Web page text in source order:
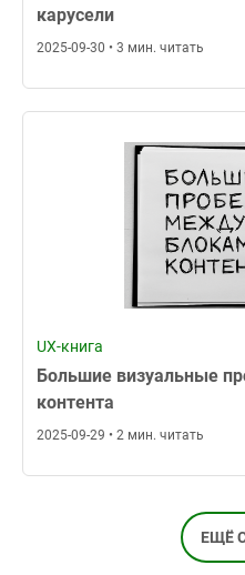
карусели
2025-09-30 • 3 мин. читать
UX-книга
Большие визуальные
контента
2025-09-29 • 2 мин. читать
ЕЩЁ